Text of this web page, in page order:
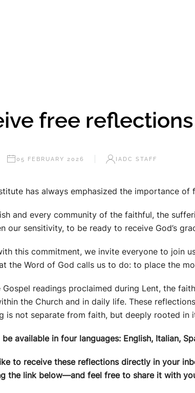
free
05 FEBRUARY 2026 IADC STAFF
has always emphasized the importance
and every community of the faithful, the
our sensitivity, to be ready to receive God’s
this commitment, we invite everyone to join
the Word of God calls us to do: to place the
Gospel readings proclaimed during Lent, the
the Church and in daily life. These
is not separate from faith, but deeply rooted in
available in four languages: English, Italian,
to receive these reflections directly in your
the link below—and feel free to share it with